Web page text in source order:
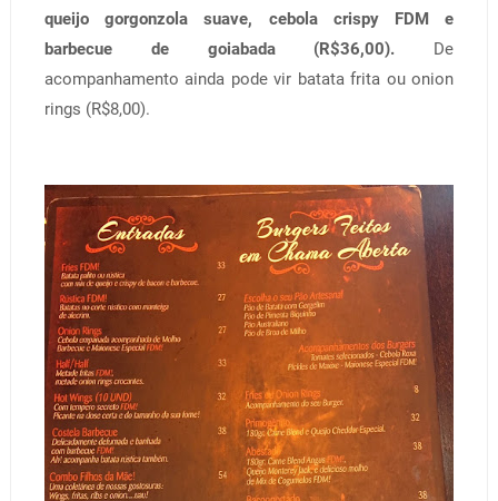
queijo gorgonzola suave, cebola crispy FDM e
barbecue de goiabada (R$36,00). De
acompanhamento ainda pode vir batata frita ou onion
rings (R$8,00).